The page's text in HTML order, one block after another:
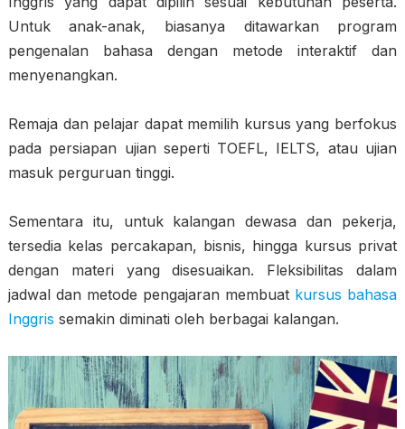
Untuk anak-anak, biasanya ditawarkan program
pengenalan bahasa dengan metode interaktif dan
menyenangkan.
Remaja dan pelajar dapat memilih kursus yang berfokus
pada persiapan ujian seperti TOEFL, IELTS, atau ujian
masuk perguruan tinggi.
Sementara itu, untuk kalangan dewasa dan pekerja,
tersedia kelas percakapan, bisnis, hingga kursus privat
dengan materi yang disesuaikan. Fleksibilitas dalam
jadwal dan metode pengajaran membuat kursus bahasa
Inggris semakin diminati oleh berbagai kalangan.